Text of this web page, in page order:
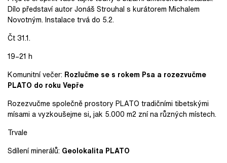
Dílo představí autor Jonáš Strouhal s kurátorem Michalem
Novotným. Instalace trvá do 5.2.
Čt 31.1.
19–21 h
Komunitní večer: Rozlučme se s rokem Psa a rozezvučme
PLATO do roku Vepře
Rozezvučme společně prostory PLATO tradičními tibetskými
mísami a vyzkoušejme si, jak 5.000 m2 zní na různých místech.
Trvale
Sdílení minerálů: Geolokalita PLATO